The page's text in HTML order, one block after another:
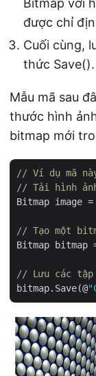
Bitmap với
được chỉ
Cuối cùng,
thức Save().
Mẫu mã sau
thước hình
bitmap mới
// Ví dụ mã
// Tải hình
Bitmap image =
// Tạo một
Bitmap bitmap
// Lưu các
bitmap.Save(@